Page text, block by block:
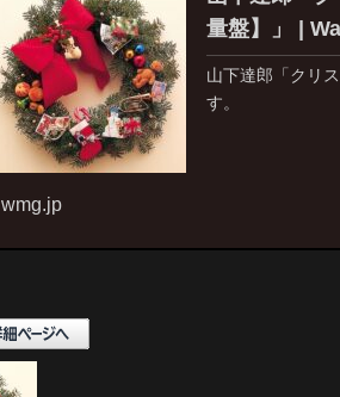
量盤】」 |
山下達郎「クリ
す。
wmg.jp